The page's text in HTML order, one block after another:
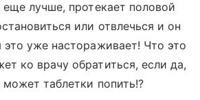
лучше, протекает половой
или отвлечься и он
это уже настораживает! Что это
ко врачу обратиться, если да,
таблетки попить!?